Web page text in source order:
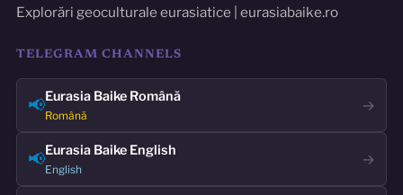
Explorări geoculturale eurasiatice | eurasiabaike.ro
TELEGRAM CHANNELS
📢Eurasia Baike Română
Română
→
📢Eurasia Baike English
English
→